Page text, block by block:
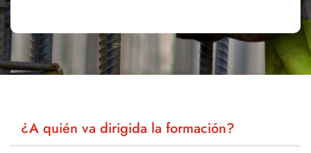
¿A quién va dirigida la formación?